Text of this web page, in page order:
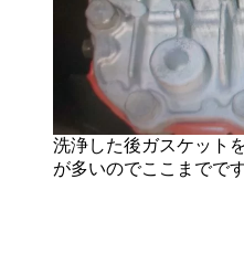
洗浄した後ガスケット
が多いのでここまでです